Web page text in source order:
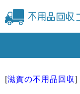
[滋賀の不用品回収]